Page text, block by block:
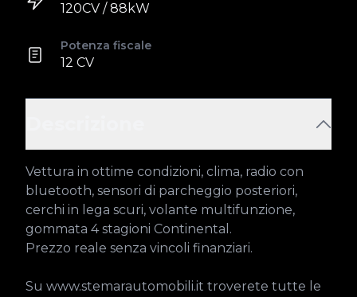
120CV / 88kW
Potenza fiscale
12 CV
Vettura in ottime condizioni, clima, radio con
bluetooth, sensori di parcheggio posteriori,
cerchi in lega scuri, volante multifunzione,
gommata 4 stagioni Continental.
Prezzo reale senza vincoli finanziari.
Su www.stemarautomobili.it troverete tutte le